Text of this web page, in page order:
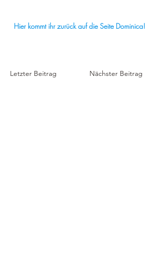
Hier kommt ihr zurück auf die Seite Dominica!
Letzter Beitrag Nächster Beitrag